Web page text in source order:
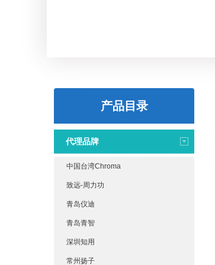
产品目录
代理品牌
中国台湾Chroma
致远-周力功
青岛仪迪
青岛青智
深圳知用
常州扬子